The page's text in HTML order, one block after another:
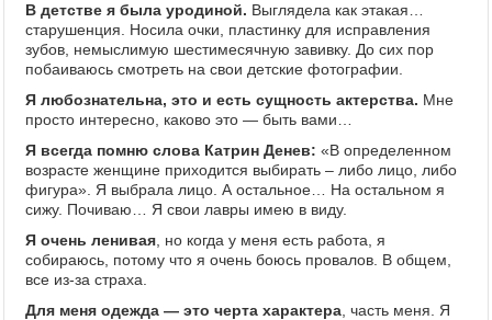
В детстве я была уродиной. Выглядела как этакая…
старушенция. Носила очки, пластинку для исправления
зубов, немыслимую шестимесячную завивку. До сих пор
побаиваюсь смотреть на свои детские фотографии.
Я любознательна, это и есть сущность актерства. Мне
просто интересно, каково это — быть вами…
Я всегда помню слова Катрин Денев: «В определенном
возрасте женщине приходится выбирать – либо лицо, либо
фигура». Я выбрала лицо. А остальное… На остальном я
сижу. Почиваю… Я свои лавры имею в виду.
Я очень ленивая , но когда у меня есть работа, я
собираюсь, потому что я очень боюсь провалов. В общем,
все из-за страха.
Для меня одежда — это черта характера , часть меня. Я